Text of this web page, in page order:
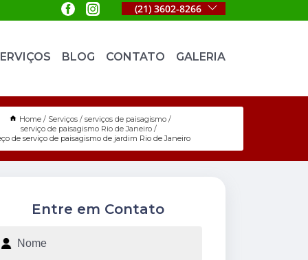
(21) 3602-8266
BLOG CONTATO GALERIA
Home Serviços
serviços de paisagismo
serviço de paisagismo Rio de Janeiro
de serviço de paisagismo de jardim Rio de Janeiro
Entre em Contato